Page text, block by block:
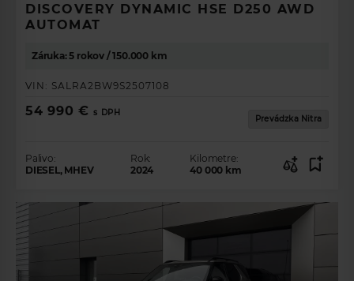
DISCOVERY DYNAMIC HSE D250 AWD
AUTOMAT
Záruka: 5 rokov / 150.000 km
VIN: SALRA2BW9S2507108
54 990 € s DPH
Prevádzka Nitra
Palivo:
DIESEL, MHEV
Rok:
2024
Kilometre:
40 000 km